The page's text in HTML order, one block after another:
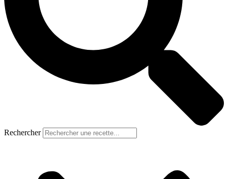
Rechercher